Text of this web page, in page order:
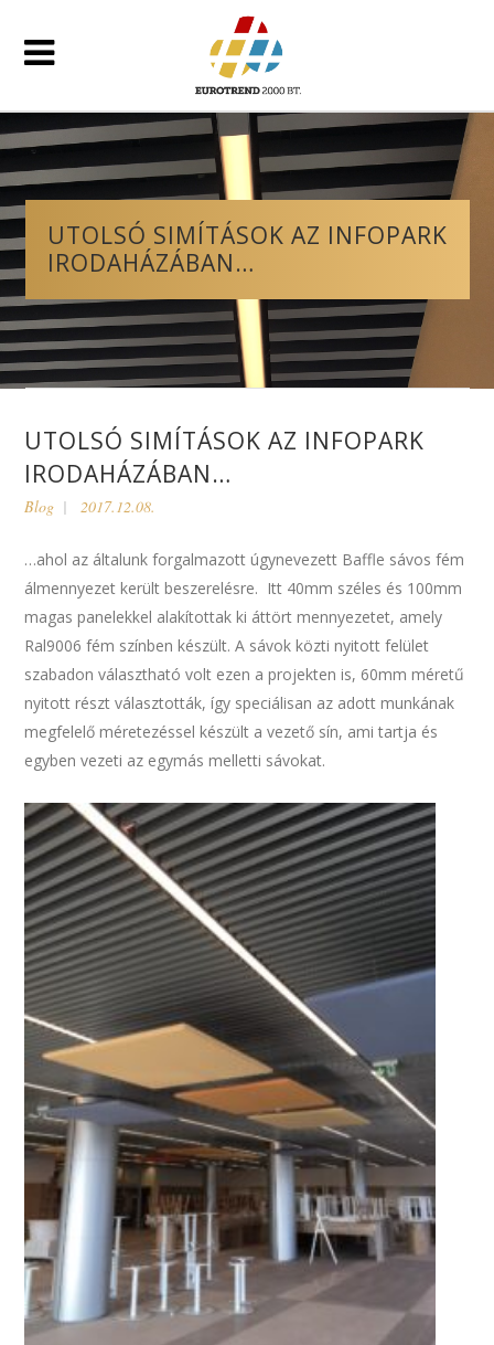
UTOLSÓ SIMÍTÁSOK AZ INFOPARK
IRODAHÁZÁBAN…
UTOLSÓ SIMÍTÁSOK AZ INFOPARK
IRODAHÁZÁBAN…
Blog 2017.12.08.
…ahol az általunk forgalmazott úgynevezett Baffle sávos fém
álmennyezet került beszerelésre. Itt 40mm széles és 100mm
magas panelekkel alakítottak ki áttört mennyezetet, amely
Ral9006 fém színben készült. A sávok közti nyitott felület
szabadon választható volt ezen a projekten is, 60mm méretű
nyitott részt választották, így speciálisan az adott munkának
megfelelő méretezéssel készült a vezető sín, ami tartja és
egyben vezeti az egymás melletti sávokat.